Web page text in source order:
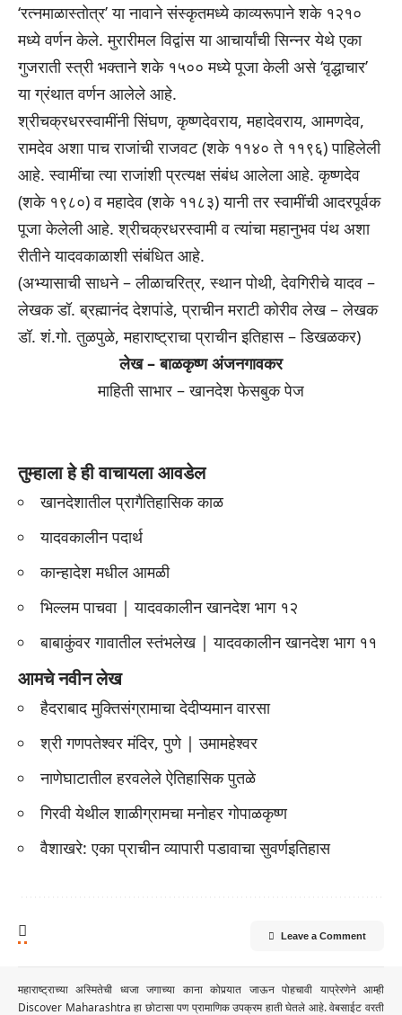
‘रत्नमाळास्तोत्र’ या नावाने संस्कृतमध्ये काव्यरूपाने शके १२१०
मध्ये वर्णन केले. मुरारीमल विद्वांस या आचार्यांची सिन्नर येथे एका
गुजराती स्त्री भक्ताने शके १५०० मध्ये पूजा केली असे ‘वृद्धाचार’
या ग्रंथात वर्णन आलेले आहे.
श्रीचक्रधरस्वामींनी सिंघण, कृष्णदेवराय, महादेवराय, आमणदेव,
रामदेव अशा पाच राजांची राजवट (शके ११४० ते ११९६) पाहिलेली
आहे. स्वामींचा त्या राजांशी प्रत्यक्ष संबंध आलेला आहे. कृष्णदेव
(शके १९८०) व महादेव (शके ११८३) यानी तर स्वामींची आदरपूर्वक
पूजा केलेली आहे. श्रीचक्रधरस्वामी व त्यांचा महानुभव पंथ अशा
रीतीने यादवकाळाशी संबंधित आहे.
(अभ्यासाची साधने – लीळाचरित्र, स्थान पोथी, देवगिरीचे यादव –
लेखक डॉ. ब्रह्मानंद देशपांडे, प्राचीन मराटी कोरीव लेख – लेखक
डॉ. शं.गो. तुळपुळे, महाराष्ट्राचा प्राचीन इतिहास – डिखळकर)
लेख – बाळकृष्ण अंजनगावकर
माहिती साभार – खानदेश फेसबुक पेज
तुम्हाला हे ही वाचायला आवडेल
खानदेशातील प्रागैतिहासिक काळ
यादवकालीन पदार्थ
कान्हादेश मधील आमळी
भिल्लम पाचवा | यादवकालीन खानदेश भाग १२
बाबाकुंवर गावातील स्तंभलेख | यादवकालीन खानदेश भाग ११
आमचे नवीन लेख
हैदराबाद मुक्तिसंग्रामाचा देदीप्यमान वारसा
श्री गणपतेश्वर मंदिर, पुणे | उमामहेश्वर
नाणेघाटातील हरवलेले ऐतिहासिक पुतळे
गिरवी येथील शाळीग्रामचा मनोहर गोपाळकृष्ण
वैशाखरे: एका प्राचीन व्यापारी पडावाचा सुवर्णइतिहास
Leave a Comment
महाराष्ट्राच्या अस्मितेची ध्वजा जगाच्या काना कोपर्‍यात जाऊन पोहचावी याप्रेरणेने आम्ही
Discover Maharashtra हा छोटासा पण प्रामाणिक उपक्रम हाती घेतले आहे. वेबसाईट वरती